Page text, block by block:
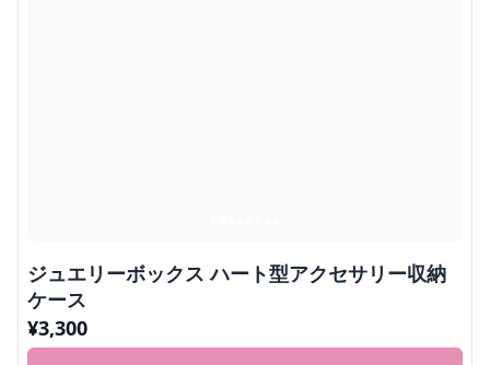
ジュエリーボックス ハート型アクセサリー収納
ケース
¥3,300